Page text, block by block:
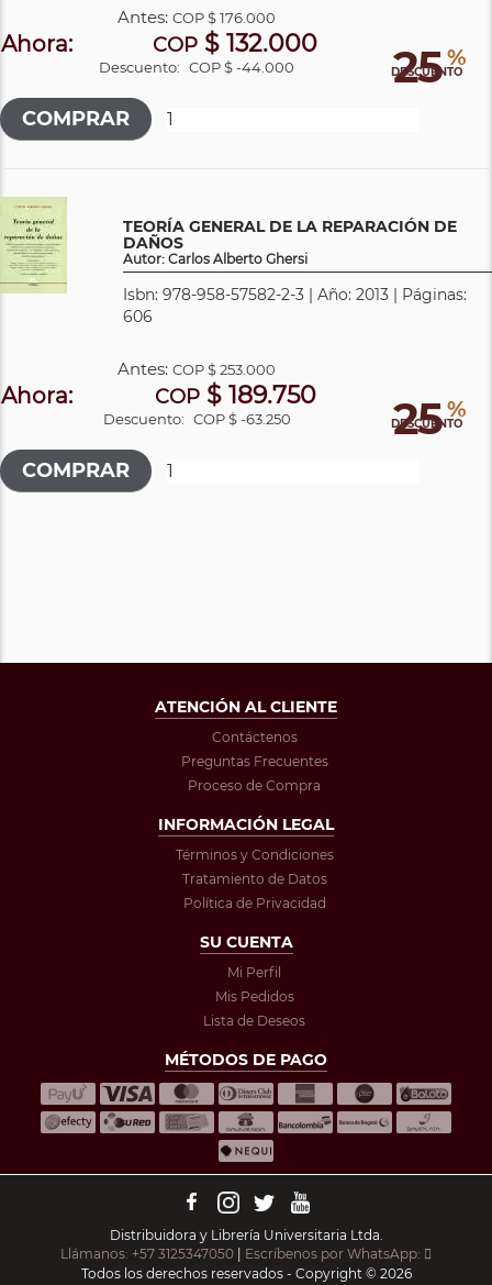
25 %
DESCUENTO
Antes:COP$ 176.000
Ahora: COP $ 132.000
Descuento: COP $ -44.000
TEORÍA GENERAL DE LA REPARACIÓN DE
DAÑOS
Autor: Carlos Alberto Ghersi
Isbn: 978-958-57582-2-3 | Año: 2013 | Páginas:
606
25 %
DESCUENTO
Antes:COP$ 253.000
Ahora: COP$ 189.750
Descuento: COP $ -63.250
ATENCIÓN AL CLIENTE
Contáctenos
Preguntas Frecuentes
Proceso de Compra
INFORMACIÓN LEGAL
Términos y Condiciones
Tratamiento de Datos
Política de Privacidad
SU CUENTA
Mi Perfil
Mis Pedidos
Lista de Deseos
MÉTODOS DE PAGO
Distribuidora y Librería Universitaria Ltda.
Llámanos: +57 3125347050 | Escríbenos por WhatsApp:
Todos los derechos reservados - Copyright © 2026